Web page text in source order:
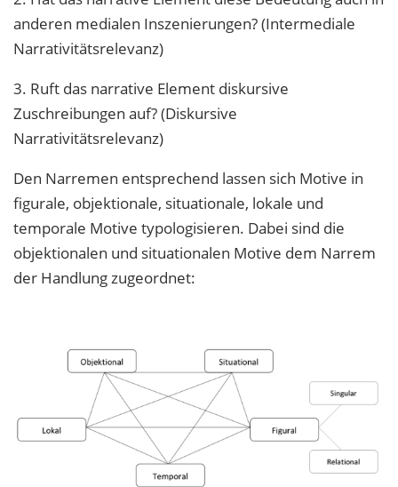
anderen medialen Inszenierungen? (Intermediale
Narrativitätsrelevanz)
3. Ruft das narrative Element diskursive
Zuschreibungen auf? (Diskursive
Narrativitätsrelevanz)
Den Narremen entsprechend lassen sich Motive in
figurale, objektionale, situationale, lokale und
temporale Motive typologisieren. Dabei sind die
objektionalen und situationalen Motive dem Narrem
der Handlung zugeordnet: